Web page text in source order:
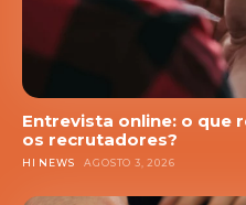
Entrevista online: o que
os recrutadores?
HI NEWS AGOSTO 3, 2026